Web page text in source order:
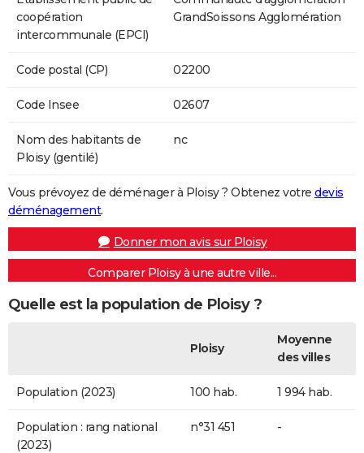
coopération
intercommunale (EPCI)
GrandSoissons Agglomération
Code postal (CP) 02200
Code Insee 02607
Nom des habitants de
Ploisy (gentilé)
nc
Vous prévoyez de déménager à Ploisy ? Obtenez votre devis
déménagement.
Donner mon avis sur Ploisy
Comparer Ploisy à une autre ville...
Quelle est la population de Ploisy ?
Ploisy
Moyenne
des villes
Population (2023) 100 hab. 1 994 hab.
Population : rang national
(2023)
n°31 451 -